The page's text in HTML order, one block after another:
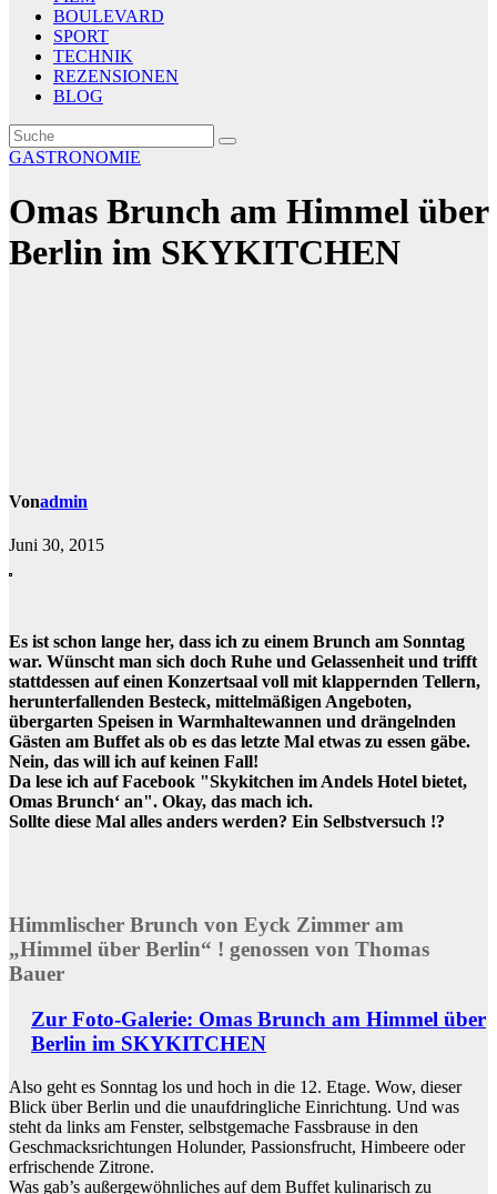
BOULEVARD
SPORT
TECHNIK
REZENSIONEN
BLOG
GASTRONOMIE
Omas Brunch am Himmel über
Berlin im SKYKITCHEN
Vonadmin
Juni 30, 2015
Es ist schon lange her, dass ich zu einem Brunch am Sonntag
war. Wünscht man sich doch Ruhe und Gelassenheit und trifft
stattdessen auf einen Konzertsaal voll mit klappernden Tellern,
herunterfallenden Besteck, mittelmäßigen Angeboten,
übergarten Speisen in Warmhaltewannen und drängelnden
Gästen am Buffet als ob es das letzte Mal etwas zu essen gäbe.
Nein, das will ich auf keinen Fall!
Da lese ich auf Facebook "Skykitchen im Andels Hotel bietet,
Omas Brunch‘ an". Okay, das mach ich.
Sollte diese Mal alles anders werden? Ein Selbstversuch !?
Himmlischer Brunch von Eyck Zimmer am
„Himmel über Berlin“ ! genossen von Thomas
Bauer
Zur Foto-Galerie: Omas Brunch am Himmel über
Berlin im SKYKITCHEN
Also geht es Sonntag los und hoch in die 12. Etage. Wow, dieser
Blick über Berlin und die unaufdringliche Einrichtung. Und was
steht da links am Fenster, selbstgemache Fassbrause in den
Geschmacksrichtungen Holunder, Passionsfrucht, Himbeere oder
erfrischende Zitrone.
Was gab’s außergewöhnliches auf dem Buffet kulinarisch zu